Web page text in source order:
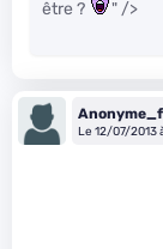
être ?
" />
Le 12/07/2013